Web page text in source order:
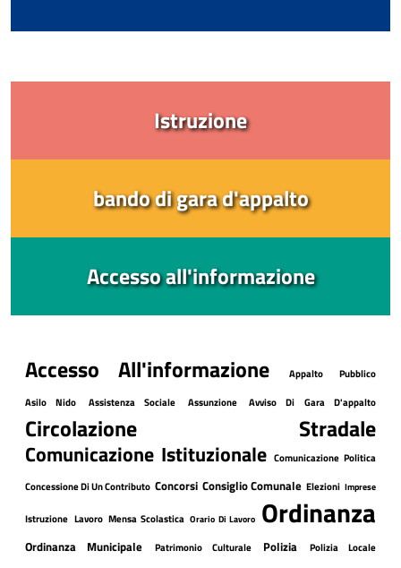
Istruzione
bando di gara d'appalto
Accesso all'informazione
Accesso All'informazione
Appalto Pubblico
Asilo Nido
Assistenza Sociale Assunzione Avviso Di Gara D'appalto
Circolazione Stradale
Comunicazione Istituzionale Comunicazione Politica
Concessione Di Un Contributo Concorsi Consiglio Comunale Elezioni Imprese
Istruzione Lavoro Mensa Scolastica Orario Di Lavoro Ordinanza
Ordinanza Municipale Patrimonio Culturale Polizia
Polizia Locale